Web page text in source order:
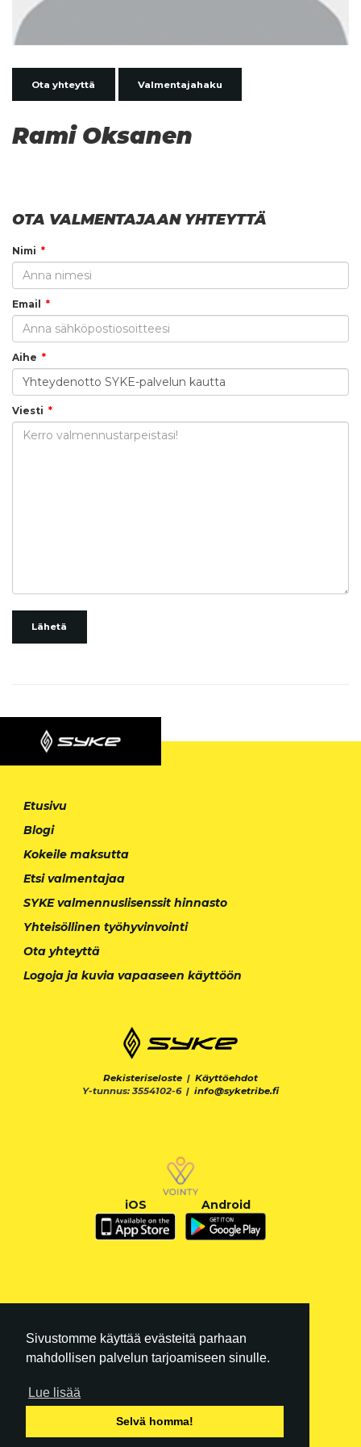
Sivustomme käyttää evästeitä parhaan
mahdollisen palvelun tarjoamiseen sinulle.
Lue lisää
Selvä homma!
Ota yhteyttä Valmentajahaku
Rami Oksanen
OTA VALMENTAJAAN YHTEYTTÄ
Nimi
Email
Aihe
Viesti
Lähetä
Etusivu
Blogi
Kokeile maksutta
Etsi valmentajaa
SYKE valmennuslisenssit hinnasto
Yhteisöllinen työhyvinvointi
Ota yhteyttä
Logoja ja kuvia vapaaseen käyttöön
Rekisteriseloste | Käyttöehdot
Y-tunnus: 3554102-6 | info@syketribe.fi
iOS Android